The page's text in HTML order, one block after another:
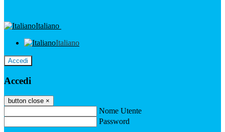
Italiano
Italiano
Accedi
Accedi
button close ×
Nome Utente
Password